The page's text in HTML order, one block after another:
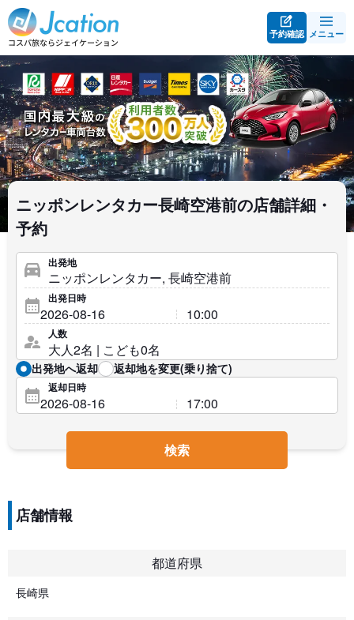
予約確認 メニュー
ニッポンレンタカー長崎空港前の店舗詳細・
予約
出発地
出発日時
人数
出発地へ返却 返却地を変更(乗り捨て)
返却日時
検索
店舗情報
都道府県
長崎県